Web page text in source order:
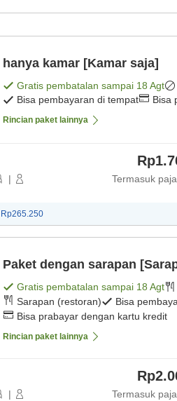
hanya kamar [Kamar saja]
Gratis pembatalan sampai 18 Agt
Bisa pembayaran di tempat
Bisa
Rincian paket lainnya
| Termasuk
Rp265.250
Paket dengan sarapan
Gratis pembatalan sampai 18 Agt
Sarapan (restoran)
Bisa
Bisa prabayar dengan kartu kredit
Rincian paket lainnya
| Termasuk